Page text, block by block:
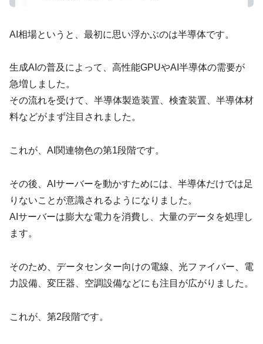
AI相場というと、最初に思い浮かぶのは半導体です。
生成AIの普及によって、高性能GPUやAI半導体の需要が
急増しました。
その流れを受けて、半導体製造装置、検査装置、半導体材
料などがまず注目されました。
これが、AI関連物色の第1段階です。
その後、AIサーバーを動かすためには、半導体だけでは足
りないことが意識されるようになりました。
AIサーバーは膨大な電力を消費し、大量のデータを処理し
ます。
そのため、データセンター向けの電線、光ファイバー、電
力設備、変圧器、空調設備などにも注目が広がりました。
これが、第2段階です。